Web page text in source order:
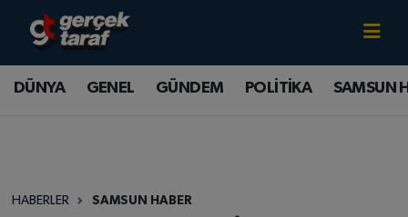
DÜNYA GENEL GÜNDEM POLİTİKA SAMSUN
HABERLER SAMSUN HABER
Canlı TV İzle
DÜNYA
POLİTİKA
Samsun Nöbetçi Eczaneler
Samsun Trafik Yoğunluk Haritası